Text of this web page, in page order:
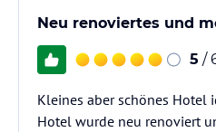
Neu renoviertes und
5 /
Kleines aber schönes Hotel
Hotel wurde neu renoviert